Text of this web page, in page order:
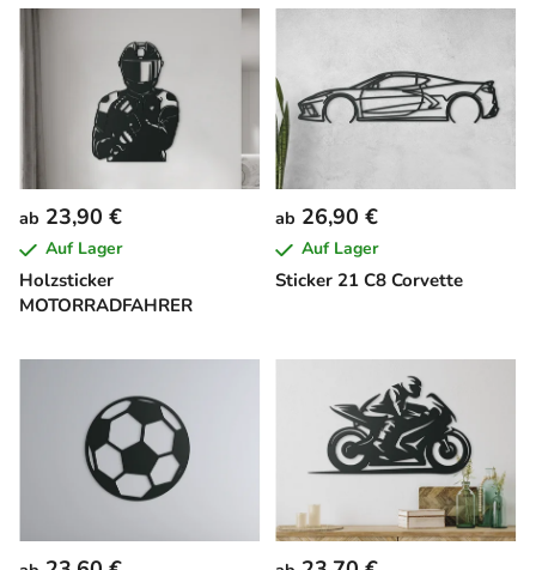
Holzsticker
MOTORRADFAHRER
ab 23,90 €
Auf Lager
Sticker 21 C8 Corvette
ab 26,90 €
Auf Lager